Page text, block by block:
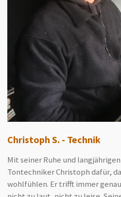
Christoph S. - Technik
Mit seiner Ruhe und
Tontechniker Christoph dafür,
wohlfühlen. Er trifft immer